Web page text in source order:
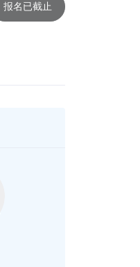
报名已截止